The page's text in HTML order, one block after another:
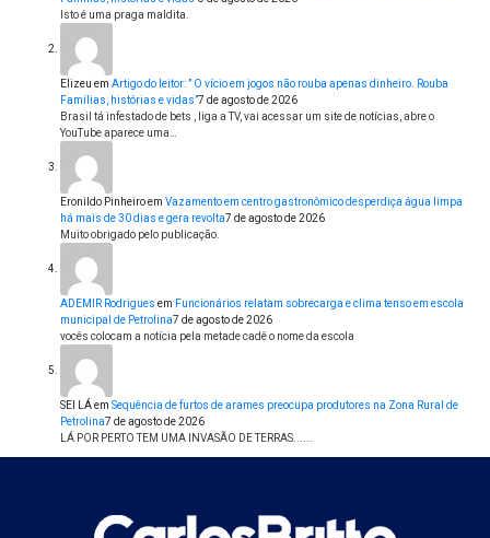
Isto é uma praga maldita.
Elizeu em Artigo do leitor: ” O vício em jogos não rouba apenas dinheiro. Rouba
Famílias, histórias e vidas”7 de agosto de 2026
Brasil tá infestado de bets , liga a TV, vai acessar um site de notícias, abre o
YouTube aparece uma…
Eronildo Pinheiroem Vazamento em centro gastronômico desperdiça água limpa
há mais de 30 dias e gera revolta7 de agosto de 2026
Muito obrigado pelo publicação.
ADEMIR Rodrigues em Funcionários relatam sobrecarga e clima tenso em escola
municipal de Petrolina7 de agosto de 2026
vocês colocam a notícia pela metade cadê o nome da escola
SEI LÁem Sequência de furtos de arames preocupa produtores na Zona Rural de
Petrolina7 de agosto de 2026
LÁ POR PERTO TEM UMA INVASÃO DE TERRAS......